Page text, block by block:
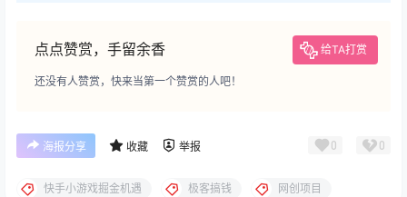
点点赞赏，手留余香 给TA打赏
还没有人赞赏，快来当第一个赞赏的人吧！
海报分享 收藏 举报 0 0
快手小游戏掘金机遇 极客搞钱 网创项目